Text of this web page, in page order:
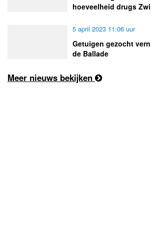
hoeveelheid drugs
5 april 2023 11:06 uur
Getuigen gezocht
de Ballade
Meer nieuws bekijken